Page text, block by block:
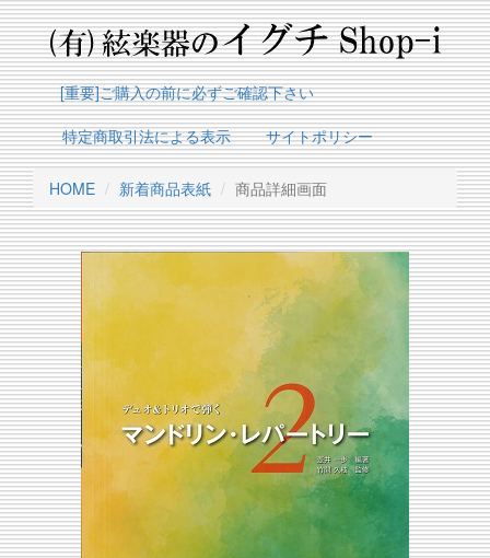
[重要]ご購入の前に必ずご確認下さい
特定商取引法による表示
サイトポリシー
HOME 新着商品表紙 商品詳細画面